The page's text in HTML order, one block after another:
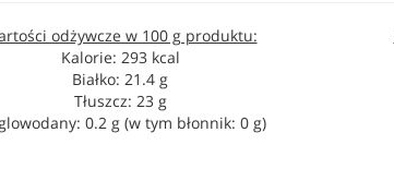
odżywcze w 100 g produktu:
Kalorie: 293 kcal
Białko: 21.4 g
Tłuszcz: 23 g
0.2 g (w tym błonnik: 0 g)